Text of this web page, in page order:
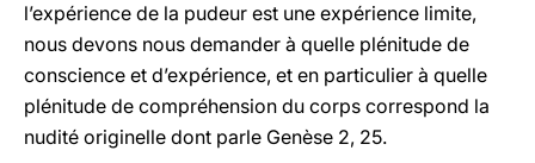
l’expérience de la pudeur est une expérience limite,
nous devons nous demander à quelle plénitude de
conscience et d’expérience, et en particulier à quelle
plénitude de compréhension du corps correspond la
nudité originelle dont parle Genèse 2, 25.